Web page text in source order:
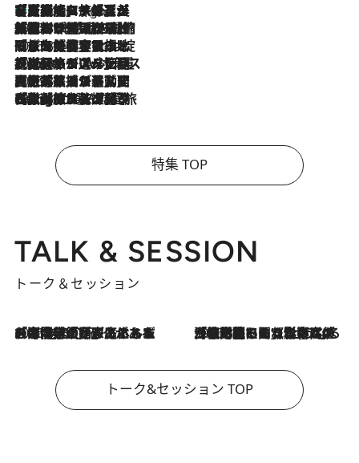
8 Hours Ago
【厳選旅コスメ】「多機能アイテムがメイン！」旅好き美容エディターが選んだ夏旅ベストコスメを発表【Mサイズジップ】
2026.8.6
「荷物が増えるほど旅ストレスは増す」美容ジャーナリストがたどり着いた最終結論。“化粧品を劇的に減らす”感動の凝縮美容とは
2026.8.6
「旅先には金髪ウィッグを持参」日本と同じメイクでは損してる!? 美容ジャーナリストが提案する“掟破りの旅美容”とは
2026.8.6
【厳選旅コスメ】「身軽さ＆UV対策重視！」ヘアアーティストshucoが選んだ夏旅ベストコスメを発表【Mサイズジップ】
2026.8.5
【厳選旅コスメ】国内をあちこち移動する河井菜摘が選んだ夏旅ベストコスメ発表！「リラックスアイテムはマスト」【Mサイズジップ】
2026.8.4
【厳選旅コスメ】「紫外線＆乾燥対策しながらメイク感も！」ヘア＆メイクGeorgeが選んだ夏旅ベストコスメを発表！【Mサイズジップ】
特集 TOP
TALK & SESSION
トーク＆セッション
2026.8.3
「今後値上げがあるとすれば…」「リスクがあるのは今年の冬」エネルギー専門家が語る、ホルムズ海峡封鎖が家庭にもたらす“ある心配” 2026.8.3
「住宅建てられない…」「サーチャージ料の高値が続いている」ホルムズ海峡封鎖による影響はいつまで続く？《エネルギー専門家に聞く“どうなる日本の暮らし”》
トーク&セッション TOP